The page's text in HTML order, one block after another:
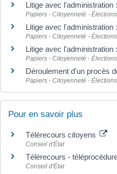
Litige avec l'administration
Papiers - Citoyenneté - Élections
Litige avec l'administration
Papiers - Citoyenneté - Élections
Litige avec l'administration
Papiers - Citoyenneté - Élections
Déroulement d'un procès
Papiers - Citoyenneté - Élections
Pour en savoir plus
Télérecours citoyens
Conseil d'État
Télérecours -
Conseil d'État